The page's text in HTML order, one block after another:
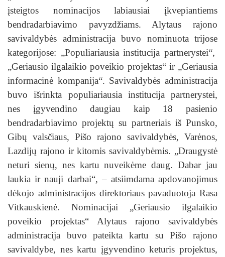
įsteigtos nominacijos labiausiai įkvepiantiems
bendradarbiavimo pavyzdžiams. Alytaus rajono
savivaldybės administracija buvo nominuota trijose
kategorijose: „Populiariausia institucija partnerystei“,
„Geriausio ilgalaikio poveikio projektas“ ir „Geriausia
informacinė kompanija“. Savivaldybės administracija
buvo išrinkta populiariausia institucija partnerystei,
nes įgyvendino daugiau kaip 18 pasienio
bendradarbiavimo projektų su partneriais iš Punsko,
Gibų valsčiaus, Pišo rajono savivaldybės, Varėnos,
Lazdijų rajono ir kitomis savivaldybėmis. „Draugystė
neturi sienų, nes kartu nuveikėme daug. Dabar jau
laukia ir nauji darbai“, – atsiimdama apdovanojimus
dėkojo administracijos direktoriaus pavaduotoja Rasa
Vitkauskienė. Nominacijai „Geriausio ilgalaikio
poveikio projektas“ Alytaus rajono savivaldybės
administracija buvo pateikta kartu su Pišo rajono
savivaldybe, nes kartu įgyvendino keturis projektus,